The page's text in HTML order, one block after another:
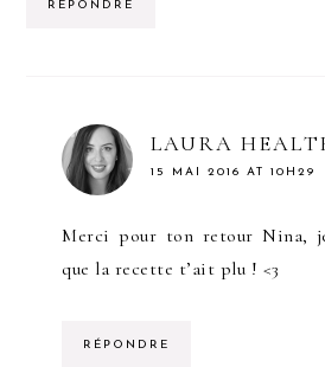
RÉPONDRE
LAURA
15 MAI 2016 AT 10H29
Merci pour ton retour Nina,
que la recette t’ait plu ! <3
RÉPONDRE